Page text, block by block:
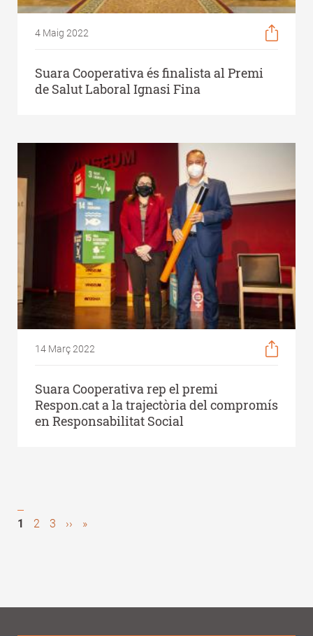
4 Maig 2022
Suara Cooperativa és finalista al Premi
de Salut Laboral Ignasi Fina
14 Març 2022
Suara Cooperativa rep el premi
Respon.cat a la trajectòria del compromís
en Responsabilitat Social
Pagination
Pàgina
1 Page
2 Page
3
Next
››
Last
»